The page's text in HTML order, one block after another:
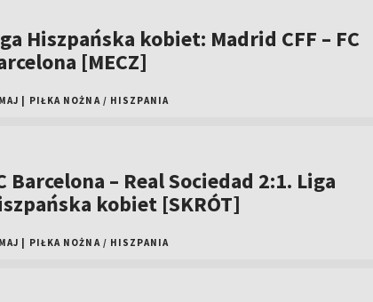
Hiszpańska kobiet: Madrid CFF – FC
[MECZ]
PIŁKA NOŻNA / HISZPANIA
Barcelona – Real Sociedad 2:1. Liga
kobiet [SKRÓT]
PIŁKA NOŻNA / HISZPANIA